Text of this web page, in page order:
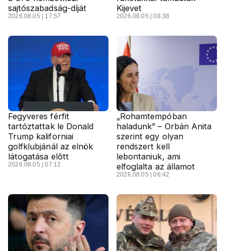
sajtószabadság-díját
2026.08.05 | 17:57
Kijevet
2026.08.05 | 08:38
Fegyveres férfit
tartóztattak le Donald
Trump kaliforniai
golfklubjánál az elnök
látogatása előtt
2026.08.05 | 07:12
„Rohamtempóban
haladunk” – Orbán Anita
szerint egy olyan
rendszert kell
lebontaniuk, ami
elfoglalta az államot
2026.08.05 | 06:42